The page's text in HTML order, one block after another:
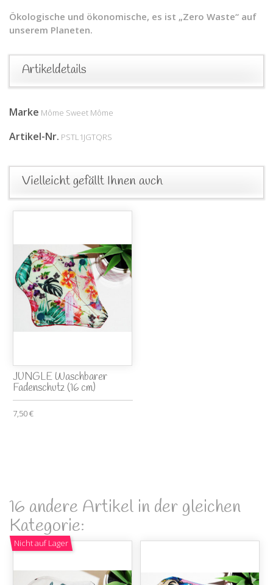
Ökologische und ökonomische, es ist „Zero Waste“ auf
unserem Planeten.
Artikeldetails
Marke Môme Sweet Môme
Artikel-Nr. PSTL1JGTQRS
Vielleicht gefällt Ihnen auch
JUNGLE Waschbarer
Fadenschutz (16 cm)
7,50 €
16 andere Artikel in der gleichen
Kategorie:
Nicht auf Lager